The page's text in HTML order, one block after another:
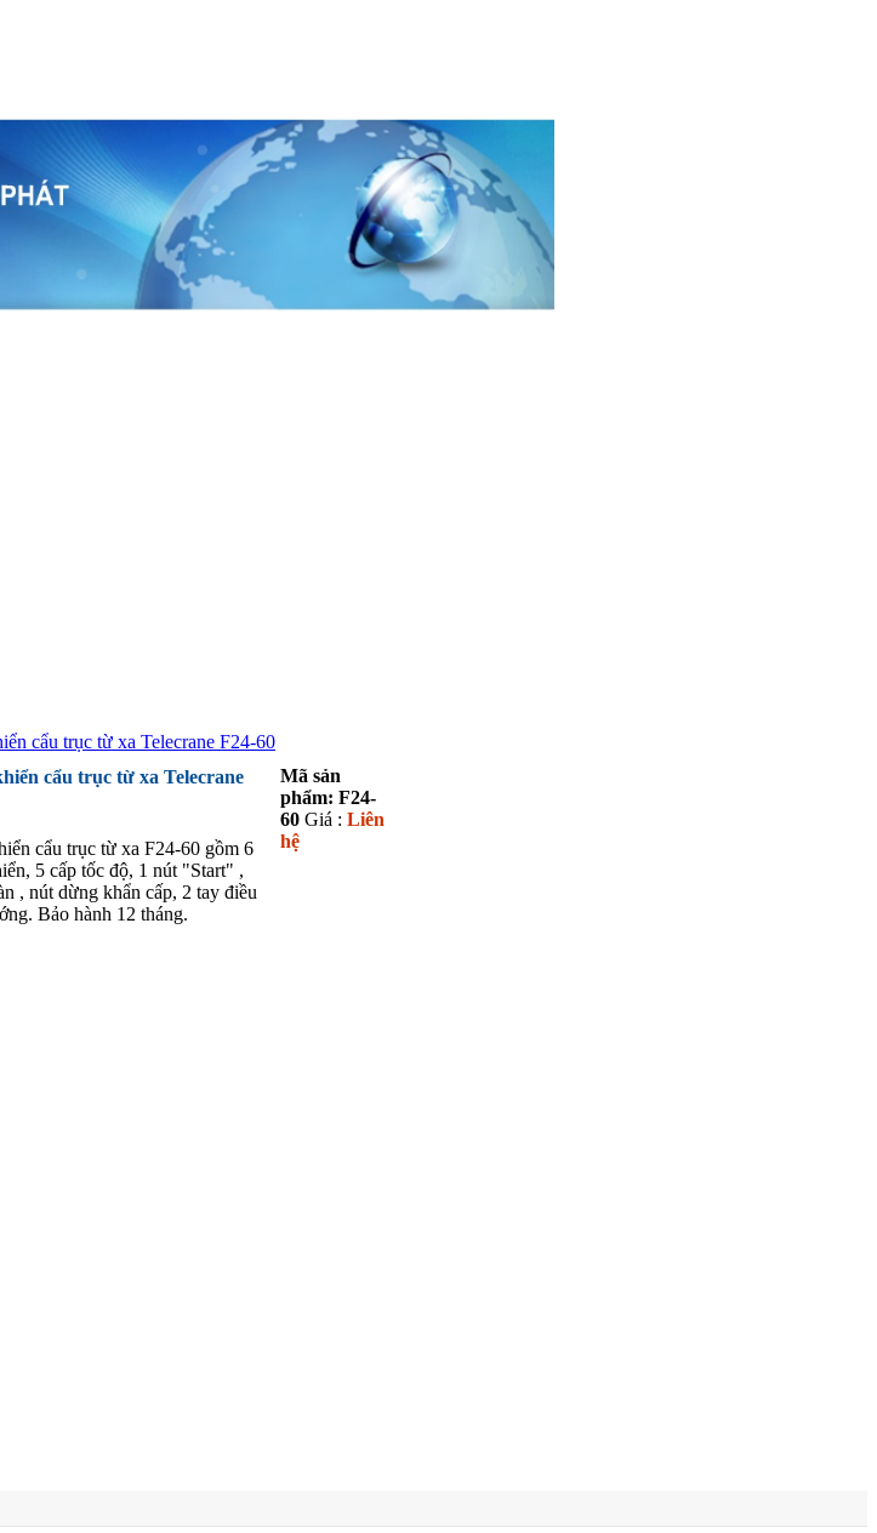
cẩu trục từ xa Telecrane F24-60
cẩu trục từ xa Telecrane
cẩu trục từ xa F24-60 gồm 6
5 cấp tốc độ, 1 nút "Start" ,
, nút dừng khẩn cấp, 2 tay điều
Bảo hành 12 tháng.
Mã sản
phẩm: F24-
60 Giá : Liên
hệ